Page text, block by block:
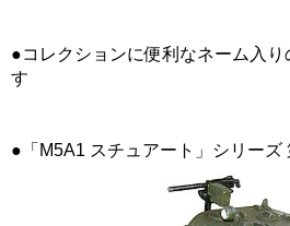
●コレクションに便利なネーム入り
す
●「M5A1 スチュアート」シリーズ